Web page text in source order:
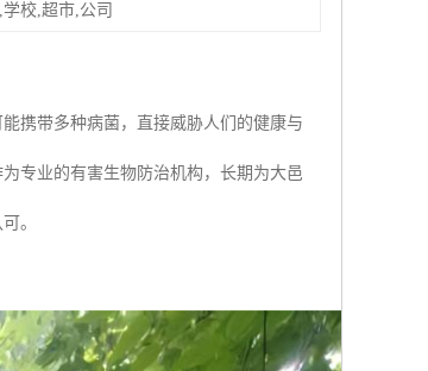
校,超市,公司
携带多种病菌，直接威胁人们的健康与
专业的有害生物防治机构，长期为大邑
。